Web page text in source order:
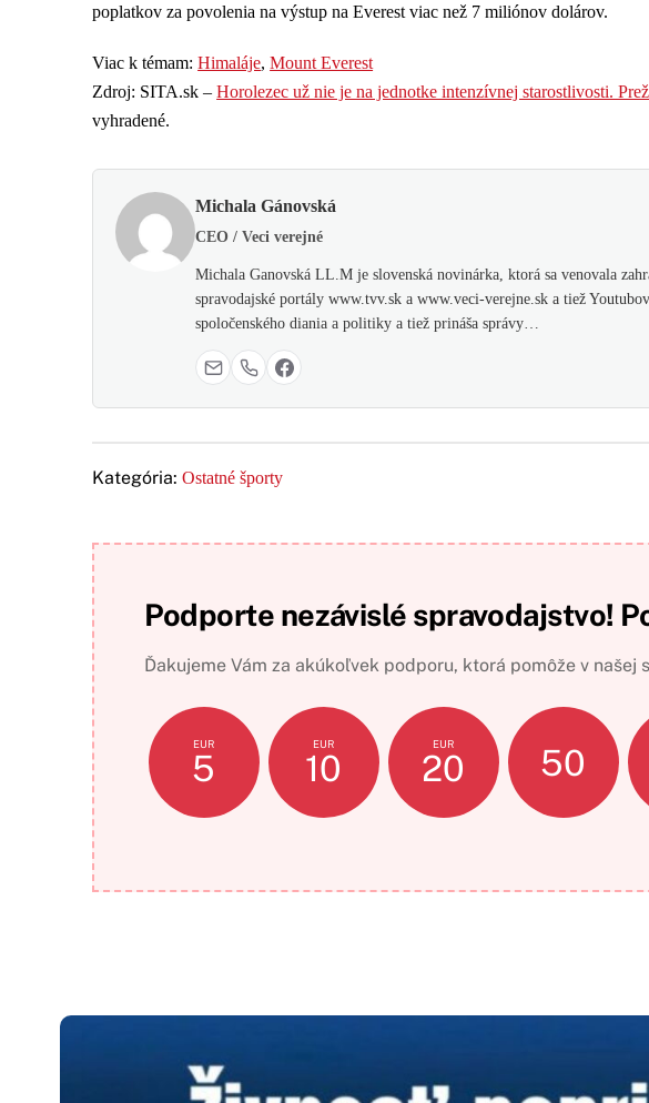
poplatkov za povolenia na výstup na Everest viac než 7 miliónov dolárov.
Viac k témam:Himaláje,Mount Everest
Zdroj: SITA.sk –Horolezec už nie je na jednotke intenzívnej starostlivosti.
vyhradené.
Michala Gánovská
CEO / Veci verejné
Michala Ganovská LL.M je slovenská novinárka, ktorá sa venovala
spravodajské portály www.tvv.sk a www.veci-verejne.sk a tiež
spoločenského diania a politiky a tiež prináša správy…
Kategória:Ostatné športy
Podporte nezávislé spravodajstvo!
Ďakujeme Vám za akúkoľvek podporu, ktorá pomôže v našej
EUR
5
EUR
10
EUR
20 50